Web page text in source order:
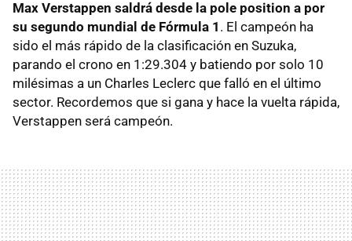
Max Verstappen saldrá desde la pole position a por
su segundo mundial de Fórmula 1 . El campeón ha
sido el más rápido de la clasificación en Suzuka,
parando el crono en 1:29.304 y batiendo por solo 10
milésimas a un Charles Leclerc que falló en el último
sector. Recordemos que si gana y hace la vuelta rápida,
Verstappen será campeón.